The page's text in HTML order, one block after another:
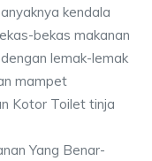
kendala
bekas makanan
lemak-lemak
mampet
Kotor Toilet tinja
Yang Benar-